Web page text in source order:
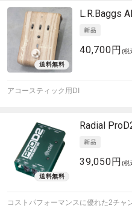
L.R.Baggs
40,700円 (税
アコースティック用DI
Radial
39,050円 (税
コストパフォーマンスに優れた2チャ